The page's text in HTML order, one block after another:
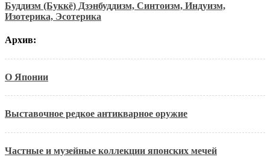
Буддизм (Буккё) Дзэнбуддизм, Синтоизм, Индуизм,
Изотерика, Эсотерика
Архив:
О Японии
Выставочное редкое антикварное оружие
Частные и музейные коллекции японских мечей